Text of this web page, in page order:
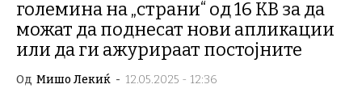
големина на „страни“ од 16 KB за да
можат да поднесат нови апликации
или да ги ажурираат постојните
Од Мишо Лекиќ - 12.05.2025 - 12:36